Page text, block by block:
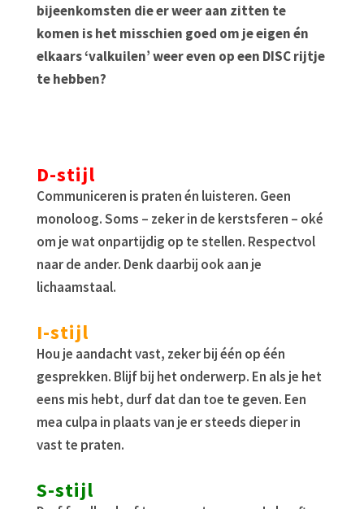
bijeenkomsten die er weer aan zitten te
komen is het misschien goed om je eigen én
elkaars ‘valkuilen’ weer even op een DISC rijtje
te hebben?
D-stijl
Communiceren is praten én luisteren. Geen
monoloog. Soms – zeker in de kerstsferen – oké
om je wat onpartijdig op te stellen. Respectvol
naar de ander. Denk daarbij ook aan je
lichaamstaal.
I-stijl
Hou je aandacht vast, zeker bij één op één
gesprekken. Blijf bij het onderwerp. En als je het
eens mis hebt, durf dat dan toe te geven. Een
mea culpa in plaats van je er steeds dieper in
vast te praten.
S-stijl